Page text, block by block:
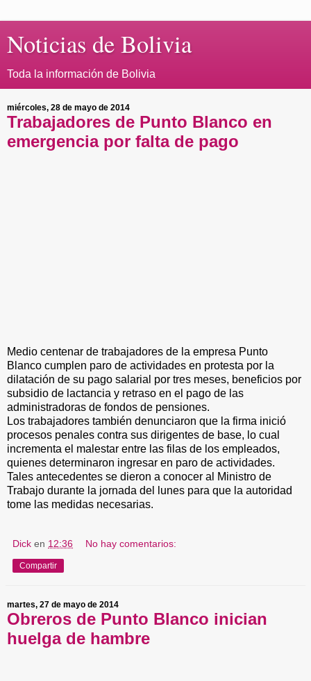
Noticias de Bolivia
Toda la información de Bolivia
miércoles, 28 de mayo de 2014
Trabajadores de Punto Blanco en
emergencia por falta de pago
Medio centenar de trabajadores de la empresa Punto
Blanco cumplen paro de actividades en protesta por la
dilatación de su pago salarial por tres meses, beneficios por
subsidio de lactancia y retraso en el pago de las
administradoras de fondos de pensiones.
Los trabajadores también denunciaron que la firma inició
procesos penales contra sus dirigentes de base, lo cual
incrementa el malestar entre las filas de los empleados,
quienes determinaron ingresar en paro de actividades.
Tales antecedentes se dieron a conocer al Ministro de
Trabajo durante la jornada del lunes para que la autoridad
tome las medidas necesarias.
Dick en 12:36 No hay comentarios:
Compartir
martes, 27 de mayo de 2014
Obreros de Punto Blanco inician
huelga de hambre